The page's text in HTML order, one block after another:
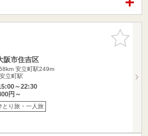
お気に入
りに追加
阪市住吉区
安立町駅249m
立町駅
～22:30
円～
とり旅・一人旅